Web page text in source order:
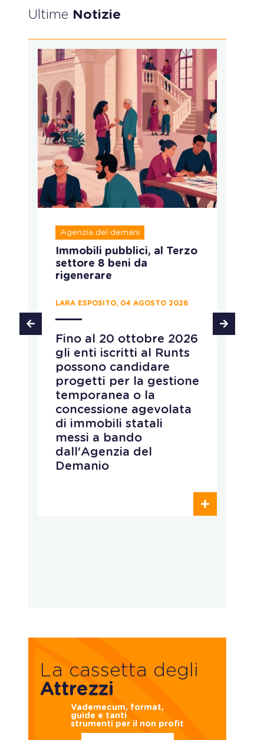
Ultime Notizie
Agenzia del demani
Immobili pubblici, al Terzo
settore 8 beni da
rigenerare
LARA ESPOSITO, 04 AGOSTO 2026
Fino al 20 ottobre 2026
gli enti iscritti al Runts
possono candidare
progetti per la gestione
temporanea o la
concessione agevolata
di immobili statali
messi a bando
dall'Agenzia del
Demanio
La cassetta degli
Attrezzi
Vademecum, format,
guide e tanti
strumenti per il non profit